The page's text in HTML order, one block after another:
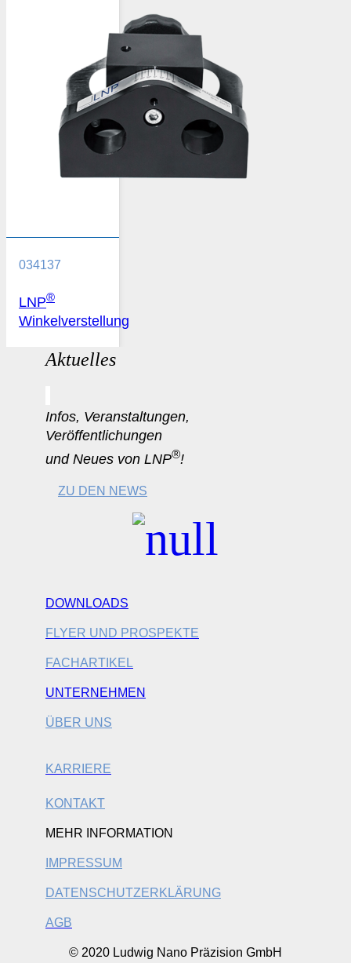
034137
LNP®
Winkelverstellung
Aktuelles
Infos, Veranstaltungen,
Veröffentlichungen
und Neues von LNP®!
ZU DEN NEWS
DOWNLOADS
FLYER UND PROSPEKTE
FACHARTIKEL
UNTERNEHMEN
ÜBER UNS
KARRIERE
KONTAKT
MEHR INFORMATION
IMPRESSUM
DATENSCHUTZERKLÄRUNG
AGB
© 2020 Ludwig Nano Präzision GmbH